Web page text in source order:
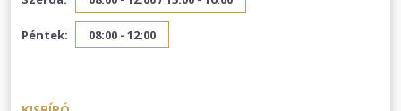
Péntek: 08:00 - 12:00